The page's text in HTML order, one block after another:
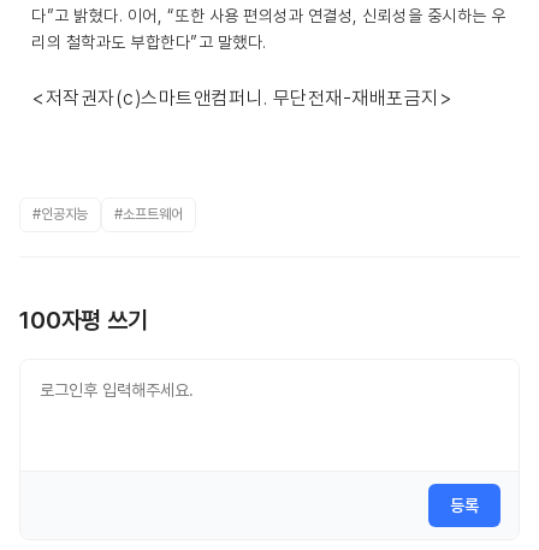
다”고 밝혔다. 이어, “또한 사용 편의성과 연결성, 신뢰성을 중시하는 우
리의 철학과도 부합한다”고 말했다.
<저작권자(c)스마트앤컴퍼니. 무단전재-재배포금지>
#인공지능 #소프트웨어
100자평 쓰기
등록